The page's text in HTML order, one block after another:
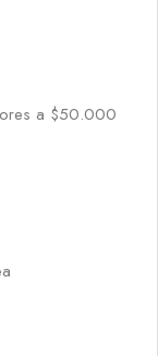
a $50.000